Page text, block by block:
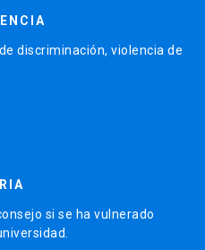
discriminación, violencia de
si se ha vulnerado